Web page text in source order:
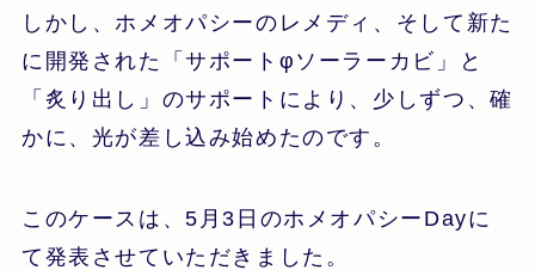
しかし、ホメオパシーのレメディ、そして新た
に開発された「サポートφソーラーカビ」と
「炙り出し」のサポートにより、少しずつ、確
かに、光が差し込み始めたのです。
このケースは、5月3日のホメオパシーDayに
て発表させていただきました。